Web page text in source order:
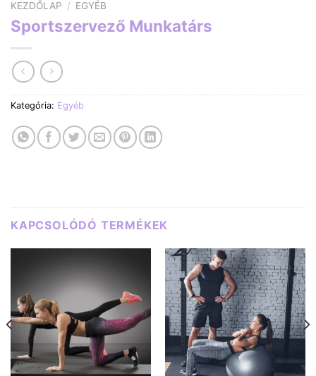
KEZDŐLAP / EGYÉB
Sportszervező Munkatárs
Kategória: Egyéb
KAPCSOLÓDÓ TERMÉKEK